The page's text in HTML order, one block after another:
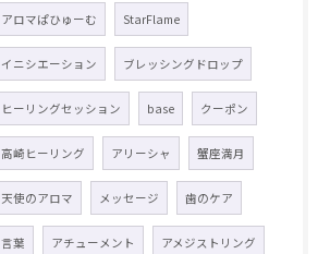
アロマぱひゅーむ StarFlame
イニシエーション ブレッシングドロップ
ヒーリングセッション base クーポン
高崎ヒーリング アリーシャ 蟹座満月
天使のアロマ メッセージ 歯のケア
言葉 アチューメント アメジストリング